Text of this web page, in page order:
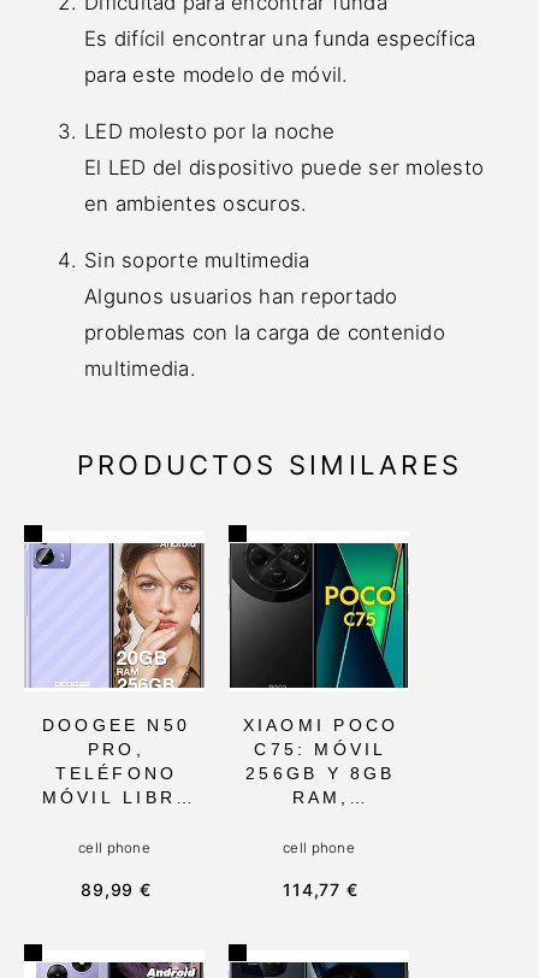
Es difícil encontrar una funda específica
para este modelo de móvil.
LED molesto por la noche
El LED del dispositivo puede ser molesto
en ambientes oscuros.
Sin soporte multimedia
Algunos usuarios han reportado
problemas con la carga de contenido
multimedia.
PRODUCTOS SIMILARES
DOOGEE N50
PRO,
TELÉFONO
MÓVIL LIBRE
ANDROID 13 Y
256GB ROM,
CÁMARAS DE
cell phone
89,99 €
XIAOMI POCO
C75: MÓVIL
256GB Y 8GB
RAM,
6.88 CON
50MP, IDEAL
USUARIOS DE
4G Y GRAN
cell phone
114,77 €